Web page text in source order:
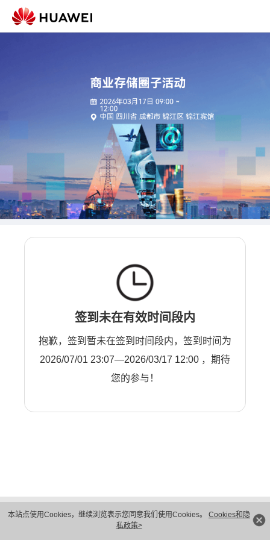
本站点使用Cookies，继续浏览表示您同意我们使用Cookies。 Cookies和隐
私政策>
签到未在有效时间段内
抱歉，签到暂未在签到时间段内，签到时间为
2026/07/01 23:07—2026/03/17 12:00 ，期待
您的参与！
隐私保护
法律声明